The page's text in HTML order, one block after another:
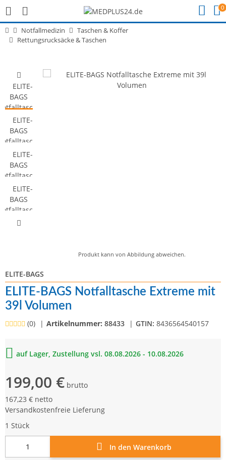
0
Notfallmedizin
Taschen & Koffer
Rettungsrucksäcke & Taschen
Produkt kann von Abbildung abweichen.
ELITE-BAGS
ELITE-BAGS Notfalltasche Extreme mit
39l Volumen
(0) Artikelnummer: 88433 GTIN: 8436564540157
auf Lager, Zustellung vsl. 08.08.2026 - 10.08.2026
199,00 € brutto
167,23 € netto
Versandkostenfreie Lieferung
1 Stück
In den Warenkorb